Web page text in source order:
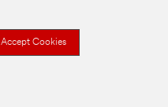
Accept Cookies